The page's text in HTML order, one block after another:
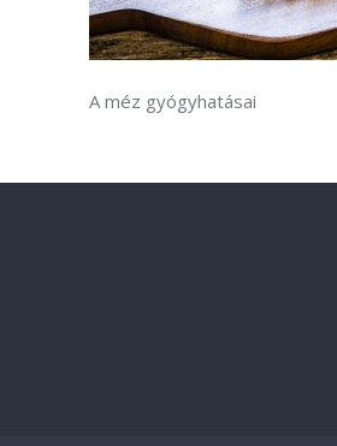
A méz gyógyhatásai